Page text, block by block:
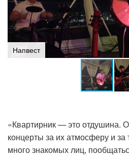
Напвест
«Квартирник — это отдушина.
концерты за их атмосферу и за
много знакомых лиц,